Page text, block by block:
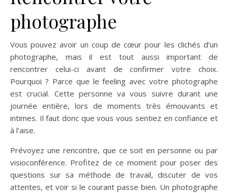
photographe
Vous pouvez avoir un coup de cœur pour les clichés d’un
photographe, mais il est tout aussi important de
rencontrer celui-ci avant de confirmer votre choix.
Pourquoi ? Parce que le feeling avec votre photographe
est crucial. Cette personne va vous suivre durant une
journée entière, lors de moments très émouvants et
intimes. Il faut donc que vous vous sentiez en confiance et
à l’aise.
Prévoyez une rencontre, que ce soit en personne ou par
visioconférence. Profitez de ce moment pour poser des
questions sur sa méthode de travail, discuter de vos
attentes, et voir si le courant passe bien. Un photographe